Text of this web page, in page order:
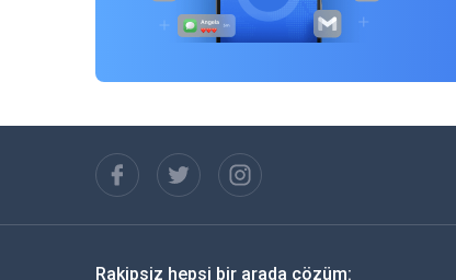
Rakipsiz hepsi bir arada çözüm: